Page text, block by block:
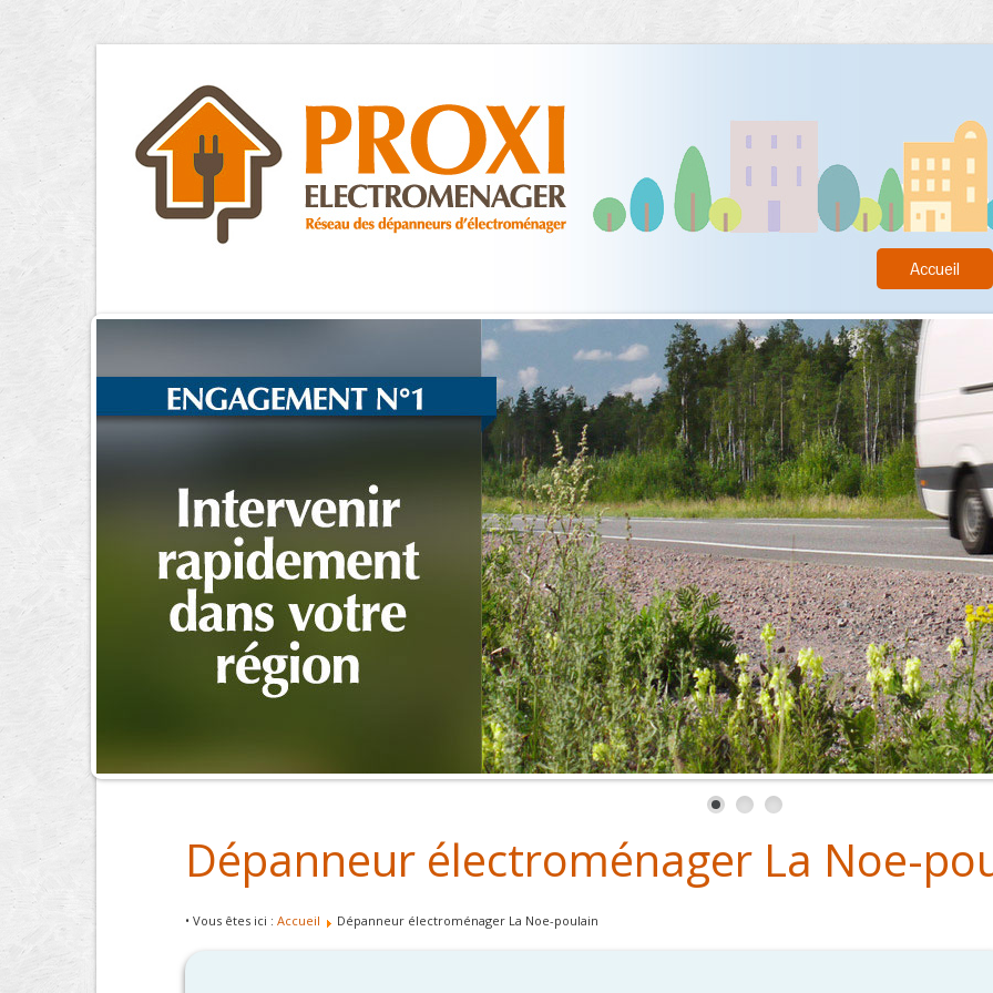
Accueil
Dépanneur électroménager La Noe-
• Vous êtes ici : Accueil Dépanneur électroménager La Noe-poulain